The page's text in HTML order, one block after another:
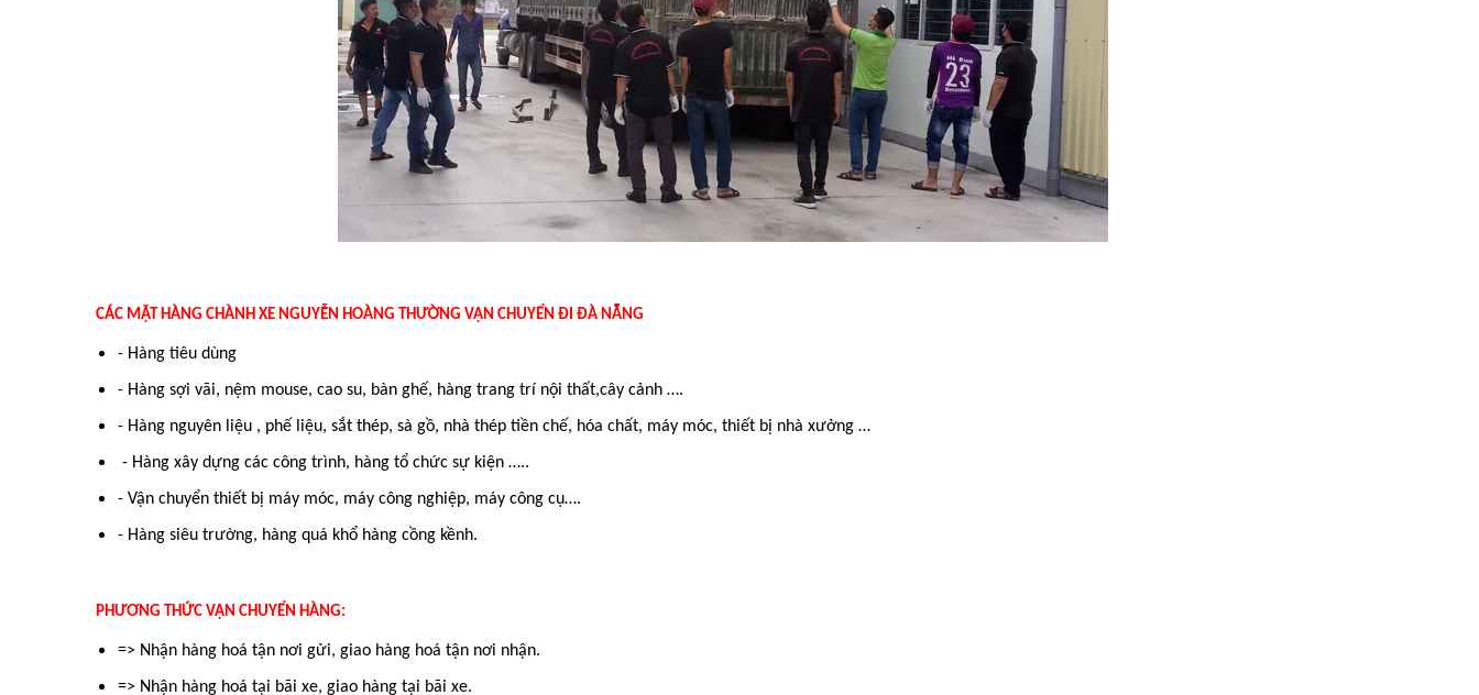
CÁC MẶT HÀNG CHÀNH XE NGUYỄN HOÀNG THƯỜNG VẬN CHUYỂN ĐI ĐÀ NẴNG
- Hàng tiêu dùng
- Hàng sợi vãi, nệm mouse, cao su, bàn ghế, hàng trang trí nội thất,cây cảnh ….
- Hàng nguyên liệu , phế liệu, sắt thép, sà gồ, nhà thép tiền chế, hóa chất, máy móc, thiết bị nhà xưởng …
- Hàng xây dựng các công trình, hàng tổ chức sự kiện …..
- Vận chuyển thiết bị máy móc, máy công nghiệp, máy công cụ….
- Hàng siêu trường, hàng quá khổ hàng cồng kềnh.
PHƯƠNG THỨC VẬN CHUYỂN HÀNG:
=> Nhận hàng hoá tận nơi gửi, giao hàng hoá tận nơi nhận.
=> Nhận hàng hoá tại bãi xe, giao hàng tại bãi xe.